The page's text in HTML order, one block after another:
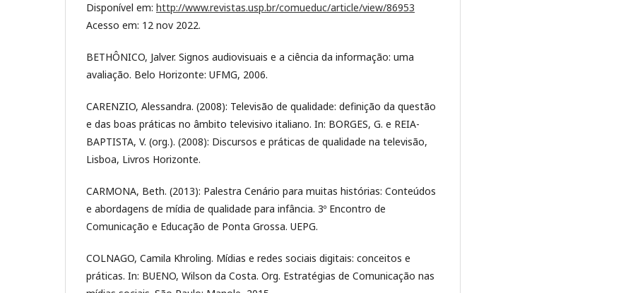
Disponível em: http://www.revistas.usp.br/comueduc/article/view/86953
Acesso em: 12 nov 2022.
BETHÔNICO, Jalver. Signos audiovisuais e a ciência da informação: uma
avaliação. Belo Horizonte: UFMG, 2006.
CARENZIO, Alessandra. (2008): Televisão de qualidade: definição da questão
e das boas práticas no âmbito televisivo italiano. In: BORGES, G. e REIA-
BAPTISTA, V. (org.). (2008): Discursos e práticas de qualidade na televisão,
Lisboa, Livros Horizonte.
CARMONA, Beth. (2013): Palestra Cenário para muitas histórias: Conteúdos
e abordagens de mídia de qualidade para infância. 3º Encontro de
Comunicação e Educação de Ponta Grossa. UEPG.
COLNAGO, Camila Khroling. Mídias e redes sociais digitais: conceitos e
práticas. In: BUENO, Wilson da Costa. Org. Estratégias de Comunicação nas